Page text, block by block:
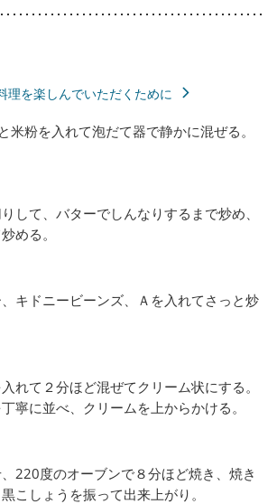
理を楽しんでいただくために
米粉を入れて泡だて器で静かに混ぜる。
して、バターでしんなりするまで炒め、
める。
キドニービーンズ、Ａを入れてさっと炒
れて２分ほど混ぜてクリーム状にする。
寧に並べ、クリームを上からかける。
220度のオーブンで８分ほど焼き、焼き
こしょうを振って出来上がり。